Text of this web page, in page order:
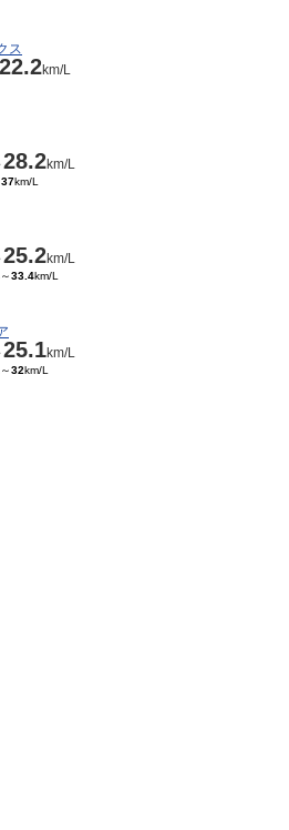
ス
22.2km/L
28.2km/L
37km/L
25.2km/L
～33.4km/L
25.1km/L
～32km/L